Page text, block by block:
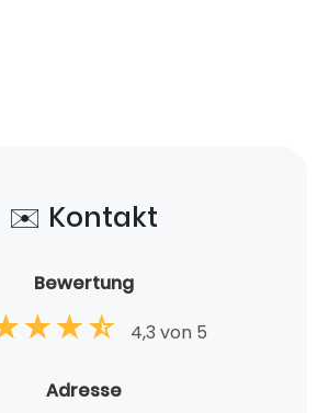
✉️ Kontakt
Bewertung
4,3 von 5
Adresse